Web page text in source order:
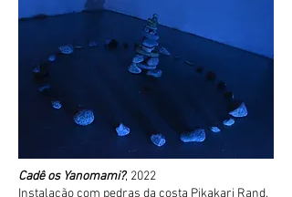
Cadê os Yanomami?, 2022
Instalação com pedras da costa Pikakari Rand,